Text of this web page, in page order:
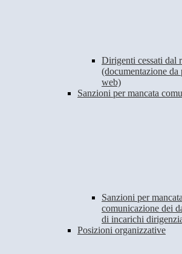
Dirigenti cessati dal
(documentazione
web)
Sanzioni per mancata
Sanzioni per
comunicazione dei
di incarichi
Posizioni organizzative